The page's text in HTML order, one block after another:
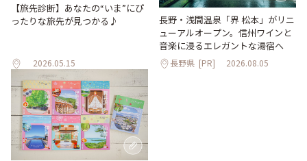
【旅先診断】あなたの“いま”にぴ
ったりな旅先が見つかる♪
2026.05.15
長野・浅間温泉「界 松本」がリニ
ューアルオープン。信州ワインと
音楽に浸るエレガントな湯宿へ
長野県 [PR] 2026.08.05